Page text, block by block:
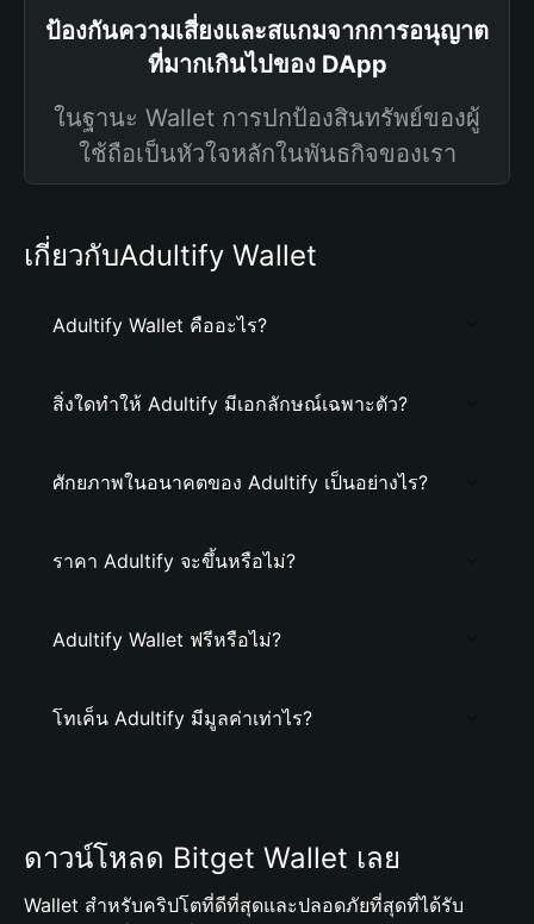
ป้องกันความเสี่ยงและสแกมจากการอนุญาต
ที่มากเกินไปของ DApp
ในฐานะ Wallet การปกป้องสินทรัพย์ของผู้
ใช้ถือเป็นหัวใจหลักในพันธกิจของเรา
เกี่ยวกับAdultify Wallet
Adultify Wallet คืออะไร?
สิ่งใดทำให้ Adultify มีเอกลักษณ์เฉพาะตัว?
ศักยภาพในอนาคตของ Adultify เป็นอย่างไร?
ราคา Adultify จะขึ้นหรือไม่?
Adultify Wallet ฟรีหรือไม่?
โทเค็น Adultify มีมูลค่าเท่าไร?
ดาวน์โหลด Bitget Wallet เลย
Wallet สำหรับคริปโตที่ดีที่สุดและปลอดภัยที่สุดที่ได้รับ